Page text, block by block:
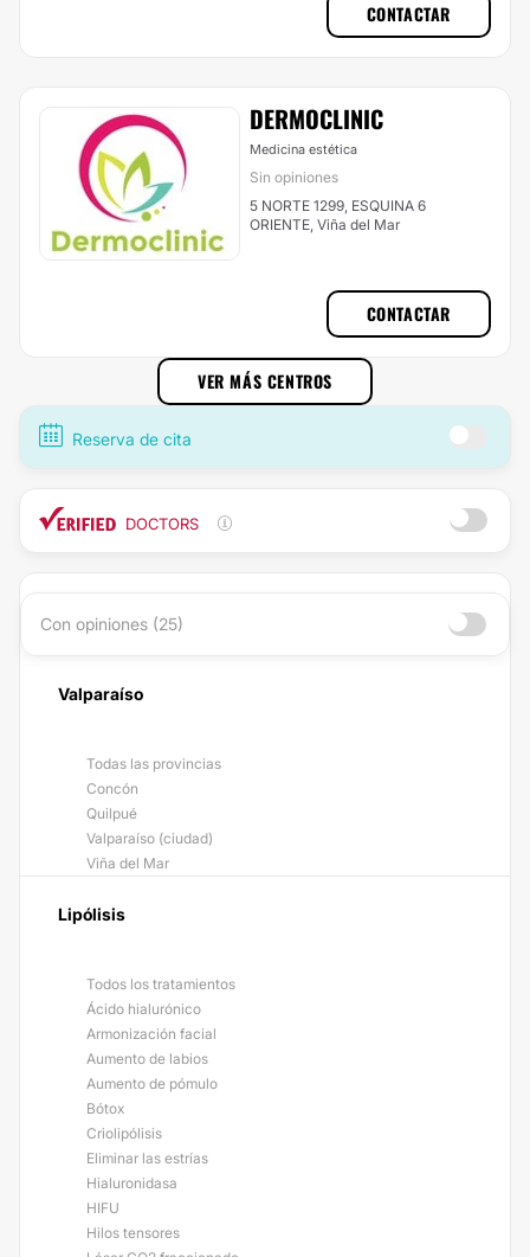
CONTACTAR
DERMOCLINIC
Medicina estética
Sin opiniones
5 NORTE 1299, ESQUINA 6
ORIENTE, Viña del Mar
CONTACTAR
VER MÁS CENTROS
Reserva de cita
DOCTORS
Con opiniones (25)
Valparaíso
Todas las provincias
Concón
Quilpué
Valparaíso (ciudad)
Viña del Mar
Lipólisis
Todos los tratamientos
Ácido hialurónico
Armonización facial
Aumento de labios
Aumento de pómulo
Bótox
Criolipólisis
Eliminar las estrías
Hialuronidasa
HIFU
Hilos tensores